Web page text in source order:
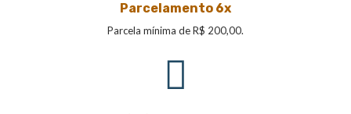
Parcelamento 6x
Parcela mínima de R$ 200,00.